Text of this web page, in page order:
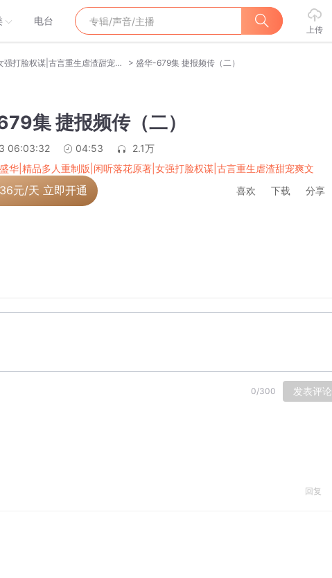
电台
上传
盛华|精品多人重制版|闲听落花原著|女强打脸权谋|古言重生虐渣甜宠爽文 > 盛华-679集 捷报频传（二）
集 捷报频传（二）
06:03:32 04:53
2.1万
盛华|精品多人重制版|闲听落花原著|女强打脸权谋|古言重生虐渣甜宠爽文
元/天 立即开通 喜欢 下载 分享
0/300 发表评论
回复